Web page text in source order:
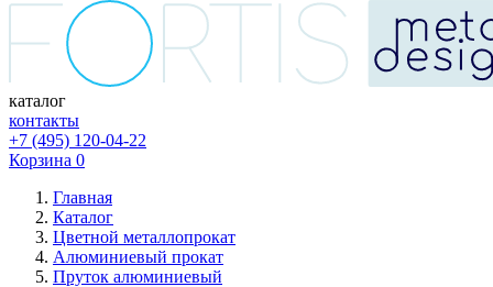
каталог
контакты
+7 (495) 120-04-22
Корзина 0
Главная
Каталог
Цветной металлопрокат
Алюминиевый прокат
Пруток алюминиевый